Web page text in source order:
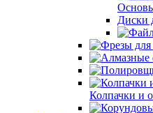
Диски
Колпачки и